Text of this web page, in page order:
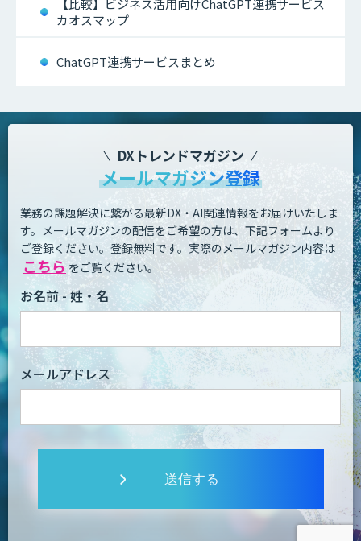
【比較】ビジネス活用向けChatGPT連携サービス
カオスマップ
ChatGPT連携サービスまとめ
DXトレンドマガジン
メールマガジン登録
業務の課題解決に繋がる最新DX・AI関連情報をお届けいたしま
す。 メールマガジンの配信をご希望の方は、下記フォームより
ご登録ください。登録無料です。 実際のメールマガジン内容は
こちら をご覧ください。
お名前 - 姓・名
メールアドレス
送信する